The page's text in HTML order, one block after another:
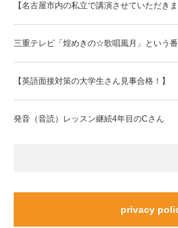
【名古屋市内の私立で講演させていただきま
三重テレビ「煌めきの☆歌唱風月」という
【英語面接対策の大学生さん見事合格！】
発音（音読）レッスン継続4年目のCさん
privacy